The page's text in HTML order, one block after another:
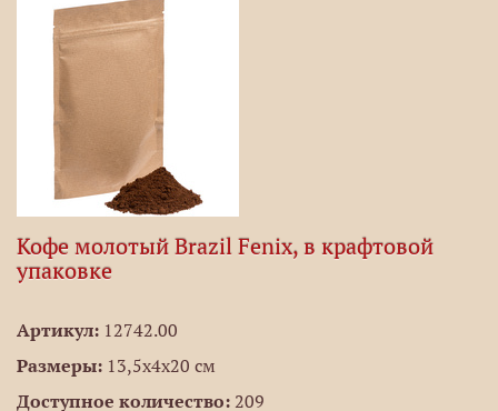
Кофе молотый Brazil Fenix, в крафтовой
упаковке
Артикул: 12742.00
Размеры: 13,5х4х20 см
Доступное количество: 209